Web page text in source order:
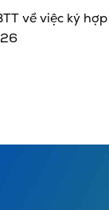
về việc ký